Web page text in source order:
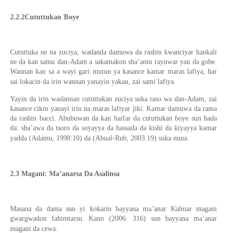
2.2.2Cututtukan Ɓoye
Cututtuka ne na zuciya, waɗanda damuwa da rashin kwanciyar hankali
ne da kan samu ɗan-Adam a sakamakon sha’anin rayuwar yau da gobe.
Wannan kan sa a wayi gari mutun ya kasance kamar maras lafiya, har
sai lokacin da irin wannan yanayin yakau, zai sami lafiya.
Yayin da irin waɗannan cututtukan zuciya suka taso wa ɗan-Adam, zai
kasance cikin yanayi irin na maras lafiyar jiki. Kamar damuwa da rama
da rashin bacci. Abubuwan da kan haifar da cututtukan ɓoye sun haɗa
da: sha’awa da tsoro da soyayya da hassada da kishi da ƙiyayya kamar
yadda (Adamu, 1998:10) da (Abual-Rub, 2003:19) suka nuna.
2.3 Magani: Ma’anarsa Da Asalinsa
Masana da dama sun yi ƙoƙarin bayyana ma’anar Kalmar magani
gwargwadon fahimtarsu. Kano (2006: 316) sun bayyana ma’anar
magani da cewa: